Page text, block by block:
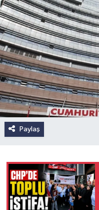
Paylaş